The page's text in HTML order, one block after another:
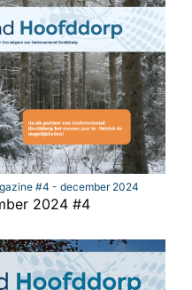
#4 - december 2024
2024 #4